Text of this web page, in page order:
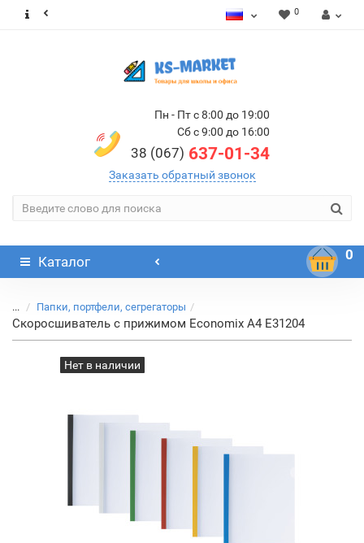
0
Пн - Пт с 8:00 до 19:00
Сб с 9:00 до 16:00
38 (067) 637-01-34
Заказать обратный звонок
Каталог 0
... Папки, портфели, сегрегаторы
Скоросшиватель с прижимом Economix А4 E31204
Нет в наличии